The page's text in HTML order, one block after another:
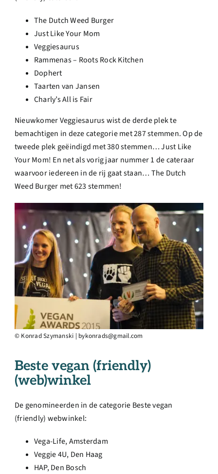
The Dutch Weed Burger
Just Like Your Mom
Veggiesaurus
Rammenas – Roots Rock Kitchen
Dophert
Taarten van Jansen
Charly’s All is Fair
Nieuwkomer Veggiesaurus wist de derde plek te
bemachtigen in deze categorie met 287 stemmen. Op de
tweede plek geëindigd met 380 stemmen… Just Like
Your Mom! En net als vorig jaar nummer 1 de cateraar
waarvoor iedereen in de rij gaat staan… The Dutch
Weed Burger met 623 stemmen!
© Konrad Szymanski | bykonrads@gmail.com
Beste vegan (friendly)
(web)winkel
De genomineerden in de categorie Beste vegan
(friendly) webwinkel:
Vega-Life, Amsterdam
Veggie 4U, Den Haag
HAP, Den Bosch